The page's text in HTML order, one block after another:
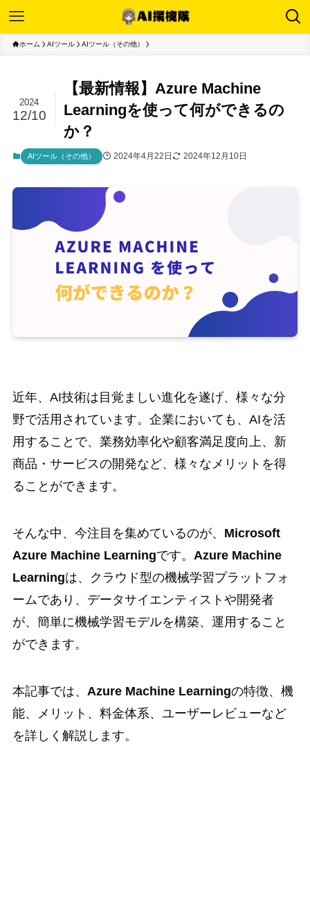
ホーム AIツール AIツール（その他）
【最新情報】Azure Machine
Learningを使って何ができるの
か？
2024
12/10
AIツール（その他） 2024年4月22日 2024年12月10日
近年、AI技術は目覚ましい進化を遂げ、様々な分
野で活用されています。企業においても、AIを活
用することで、業務効率化や顧客満足度向上、新
商品・サービスの開発など、様々なメリットを得
ることができます。
そんな中、今注目を集めているのが、 Microsoft
Azure Machine Learningです。 Azure Machine
Learningは、クラウド型の機械学習プラットフォ
ームであり、データサイエンティストや開発者
が、簡単に機械学習モデルを構築、運用すること
ができます。
本記事では、 Azure Machine Learningの特徴、機
能、メリット、料金体系、ユーザーレビューなど
を詳しく解説します。